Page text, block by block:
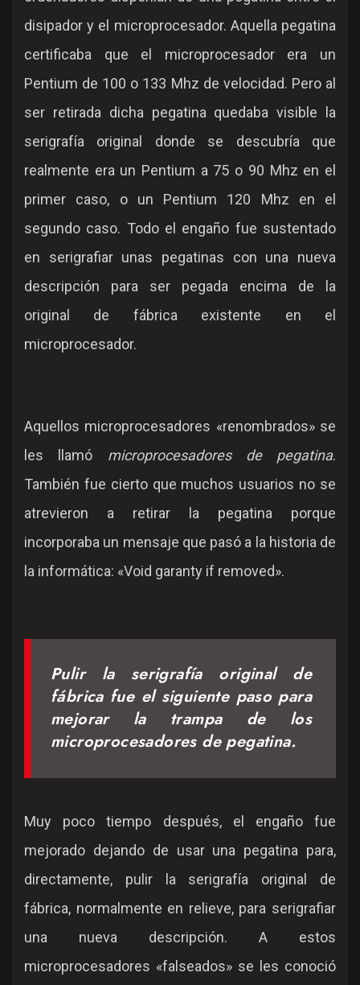
disipador y el microprocesador. Aquella pegatina
certificaba que el microprocesador era un
Pentium de 100 o 133 Mhz de velocidad. Pero al
ser retirada dicha pegatina quedaba visible la
serigrafía original donde se descubría que
realmente era un Pentium a 75 o 90 Mhz en el
primer caso, o un Pentium 120 Mhz en el
segundo caso. Todo el engaño fue sustentado
en serigrafiar unas pegatinas con una nueva
descripción para ser pegada encima de la
original de fábrica existente en el
microprocesador.
Aquellos microprocesadores «renombrados» se
les llamó microprocesadores de pegatina.
También fue cierto que muchos usuarios no se
atrevieron a retirar la pegatina porque
incorporaba un mensaje que pasó a la historia de
la informática: «Void garanty if removed».
Pulir la serigrafía original de
fábrica fue el siguiente paso para
mejorar la trampa de los
microprocesadores de pegatina.
Muy poco tiempo después, el engaño fue
mejorado dejando de usar una pegatina para,
directamente, pulir la serigrafía original de
fábrica, normalmente en relieve, para serigrafiar
una nueva descripción. A estos
microprocesadores «falseados» se les conoció